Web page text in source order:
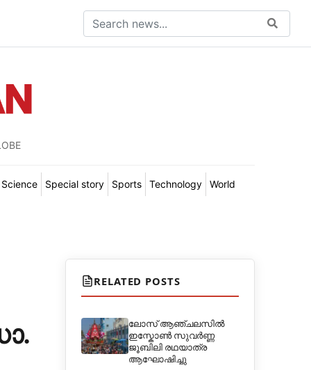
Science Special story Sports Technology World
RELATED POSTS
ലോസ് ആഞ്ചലസിൽ
ഇസ്കോൺ സുവർണ്ണ
ജൂബിലി രഥയാത്ര
ആഘോഷിച്ചു